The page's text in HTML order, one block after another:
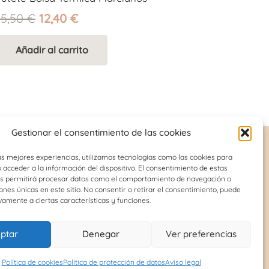
Gestionar el consentimiento de las cookies
mejores experiencias, utilizamos tecnologías como las cookies para
a la información del dispositivo. El consentimiento de estas
permitirá procesar datos como el comportamiento de navegación o
únicas en este sitio. No consentir o retirar el consentimiento, puede
a ciertas características y funciones.
Denegar Ver preferencias
Política de cookiesPolítica de protección de datosAviso legal
€ El
precio
original
era:
12,40€El
precio
actual
es:
Añadir al carrito
y
INFORMACIÓN DE INTERÉS
Política de cookies (UE)